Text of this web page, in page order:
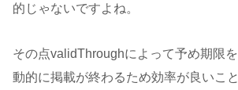
的じゃないですよね。
その点validThroughによって予め期限
動的に掲載が終わるため効率が良いこ